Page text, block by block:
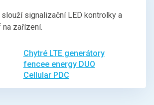
signalizační LED kontrolky a
na zařízení.
Chytré LTE generátory
fencee energy DUO
Cellular PDC